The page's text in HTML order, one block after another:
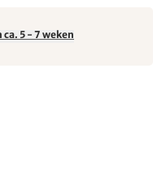
5 - 7 weken